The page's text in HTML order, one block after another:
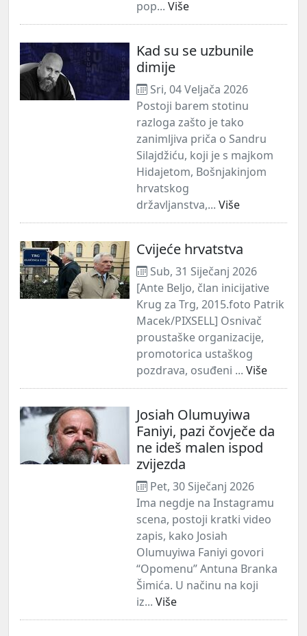
pop... Više
Kad su se uzbunile
dimije
Sri, 04 Veljača 2026
Postoji barem stotinu
razloga zašto je tako
zanimljiva priča o Sandru
Silajdžiću, koji je s majkom
Hidajetom, Bošnjakinjom
hrvatskog
državljanstva,... Više
Cvijeće hrvatstva
Sub, 31 Siječanj 2026
[Ante Beljo, član inicijative
Krug za Trg, 2015.foto Patrik
Macek/PIXSELL] Osnivač
proustaške organizacije,
promotorica ustaškog
pozdrava, osuđeni ... Više
Josiah Olumuyiwa
Faniyi, pazi čovječe da
ne ideš malen ispod
zvijezda
Pet, 30 Siječanj 2026
Ima negdje na Instagramu
scena, postoji kratki video
zapis, kako Josiah
Olumuyiwa Faniyi govori
“Opomenu” Antuna Branka
Šimića. U načinu na koji
iz... Više